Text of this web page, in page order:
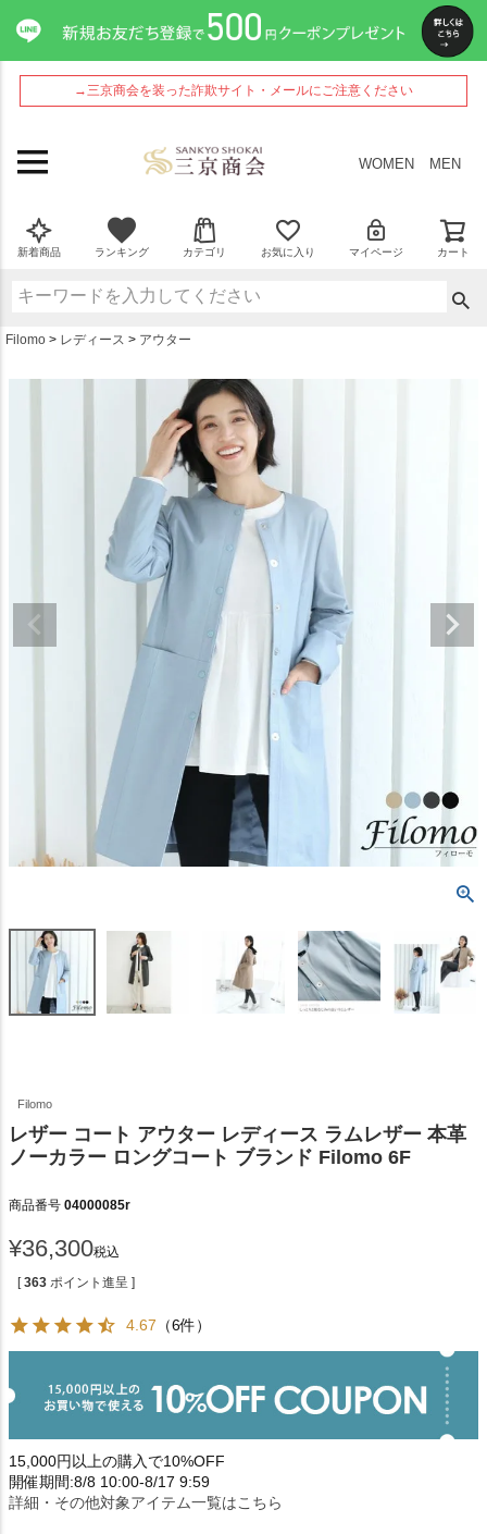
→三京商会を装った詐欺サイト・メールにご注意ください
WOMEN MEN
新着商品 ランキング カテゴリ お気に入り マイページ カート
Filomo レディース アウター
Filomo
レザー コート アウター レディース ラムレザー 本革
ノーカラー ロングコート ブランド Filomo 6F
商品番号 04000085r
¥36,300税込
[ 363 ポイント進呈 ]
4.67 （6件）
15,000円以上の購入で10%OFF
開催期間:8/8 10:00-8/17 9:59
詳細・その他対象アイテム一覧はこちら
ペー
ジト
ップ
へ